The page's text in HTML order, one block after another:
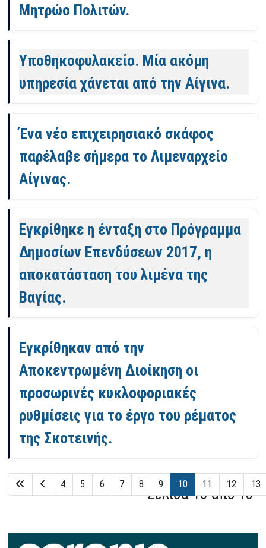
Μητρώο Πολιτών.
Υποθηκοφυλακείο. Μία ακόμη
υπηρεσία χάνεται από την Αίγινα.
Ένα νέο επιχειρησιακό σκάφος
παρέλαβε σήμερα το Λιμεναρχείο
Αίγινας.
Εγκρίθηκε η ένταξη στο Πρόγραμμα
Δημοσίων Επενδύσεων 2017, η
αποκατάσταση του λιμένα της
Βαγίας.
Εγκρίθηκαν από την
Αποκεντρωμένη Διοίκηση οι
προσωρινές κυκλοφοριακές
ρυθμίσεις για το έργο του ρέματος
της Σκοτεινής.
Σελίδα 10 από 13
4 5 6 7 8 9 10 11 12 13